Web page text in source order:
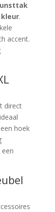
.
accent.
direct
hoek